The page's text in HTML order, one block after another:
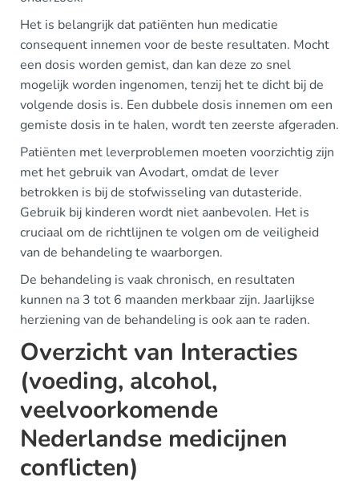
Het is belangrijk dat patiënten hun medicatie
consequent innemen voor de beste resultaten. Mocht
een dosis worden gemist, dan kan deze zo snel
mogelijk worden ingenomen, tenzij het te dicht bij de
volgende dosis is. Een dubbele dosis innemen om een
gemiste dosis in te halen, wordt ten zeerste afgeraden.
Patiënten met leverproblemen moeten voorzichtig zijn
met het gebruik van Avodart, omdat de lever
betrokken is bij de stofwisseling van dutasteride.
Gebruik bij kinderen wordt niet aanbevolen. Het is
cruciaal om de richtlijnen te volgen om de veiligheid
van de behandeling te waarborgen.
De behandeling is vaak chronisch, en resultaten
kunnen na 3 tot 6 maanden merkbaar zijn. Jaarlijkse
herziening van de behandeling is ook aan te raden.
Overzicht van Interacties
(voeding, alcohol,
veelvoorkomende
Nederlandse medicijnen
conflicten)